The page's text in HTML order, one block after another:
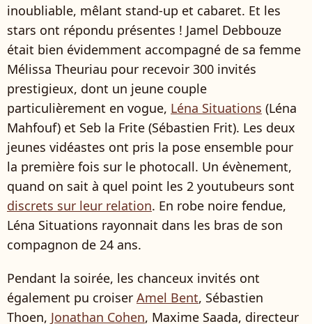
inoubliable, mêlant stand-up et cabaret. Et les
stars ont répondu présentes ! Jamel Debbouze
était bien évidemment accompagné de sa femme
Mélissa Theuriau pour recevoir 300 invités
prestigieux, dont un jeune couple
particulièrement en vogue, Léna Situations (Léna
Mahfouf) et Seb la Frite (Sébastien Frit). Les deux
jeunes vidéastes ont pris la pose ensemble pour
la première fois sur le photocall. Un évènement,
quand on sait à quel point les 2 youtubeurs sont
discrets sur leur relation. En robe noire fendue,
Léna Situations rayonnait dans les bras de son
compagnon de 24 ans.
Pendant la soirée, les chanceux invités ont
également pu croiser Amel Bent, Sébastien
Thoen, Jonathan Cohen, Maxime Saada, directeur